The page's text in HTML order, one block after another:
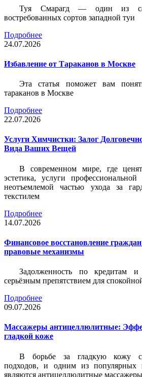
Туя Смарагд — один из
востребованных сортов западной туи
Подробнее
24.07.2026
Избавление от Тараканов в Москве
Эта статья поможет вам
тараканов в Москве
Подробнее
22.07.2026
Услуги Химчистки: Залог
Вида Ваших Вещей
В современном мире, где
эстетика, услуги профессиональной
неотъемлемой частью ухода за
текстилем
Подробнее
14.07.2026
Финансовое восстановление
правовые механизмы
Задолженность по кредитам
серьёзным препятствием для
Подробнее
09.07.2026
Массажеры антицеллюлитные:
гладкой коже
В борьбе за гладкую кожу
подходов, и одним из популярных
являются антицеллюлитные массажеры